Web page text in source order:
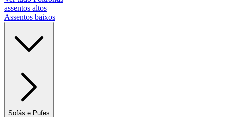
assentos altos
Assentos baixos
Sofás e Pufes